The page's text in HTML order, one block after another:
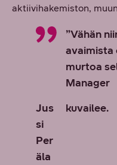
aktiivihakemiston,
”Vähän
avaimista
murtoa
Manager
Jus
si
Per
äla
kuvailee.